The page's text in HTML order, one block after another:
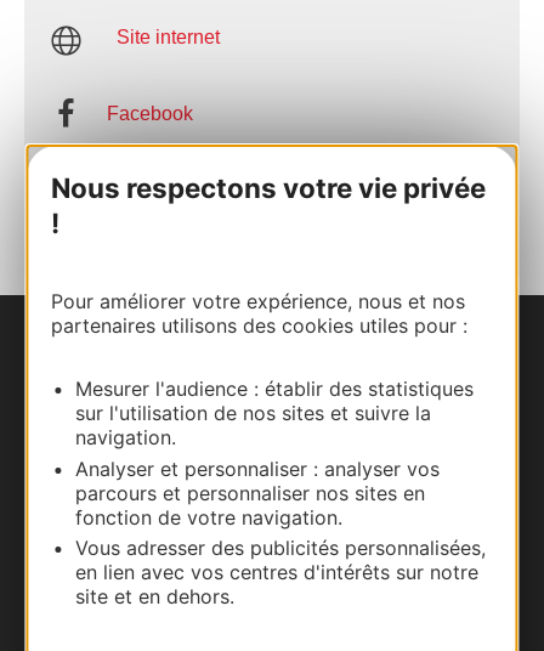
Nous respectons votre vie privée
!
Pour améliorer votre expérience, nous et nos
partenaires utilisons des cookies utiles pour :
Mesurer l'audience : établir des statistiques
sur l'utilisation de nos sites et suivre la
navigation.
Analyser et personnaliser : analyser vos
parcours et personnaliser nos sites en
fonction de votre navigation.
Vous adresser des publicités personnalisées,
en lien avec vos centres d'intérêts sur notre
site et en dehors.
Site internet
Facebook
AJOUTER
AU CARNET
Carte interactive
Documentation